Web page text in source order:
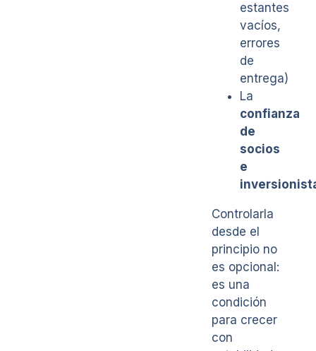
estantes
vacíos,
errores
de
entrega)
La
confianza
de
socios
e
Controlarla
desde el
principio no
es opcional:
es una
condición
para crecer
con